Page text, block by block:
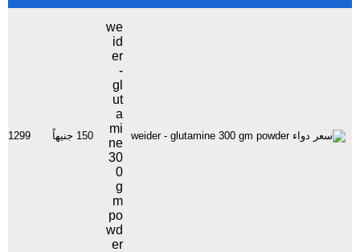
we
id
er
-
gl
ut
a
mi
ne
30
0
g
m
po
wd
er
150 جنيهاً 1299 مشاهدة